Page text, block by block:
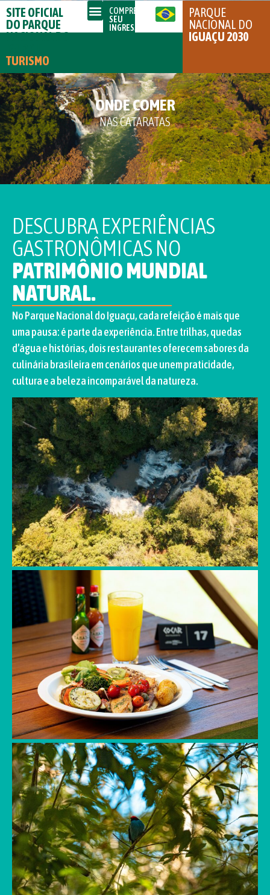
SITE OFICIAL
DO PARQUE
NACIONAL DO
TURISMO
COMPRE
SEU
INGRESSO
PARQUE
NACIONAL DO
IGUAÇU 2030
ONDE COMER
NAS CATARATAS
DESCUBRA EXPERIÊNCIAS
GASTRONÔMICAS NO
PATRIMÔNIO MUNDIAL
NATURAL.
No Parque Nacional do Iguaçu, cada refeição é mais que
uma pausa: é parte da experiência. Entre trilhas, quedas
d’água e histórias, dois restaurantes oferecem sabores da
culinária brasileira em cenários que unem praticidade,
cultura e a beleza incomparável da natureza.